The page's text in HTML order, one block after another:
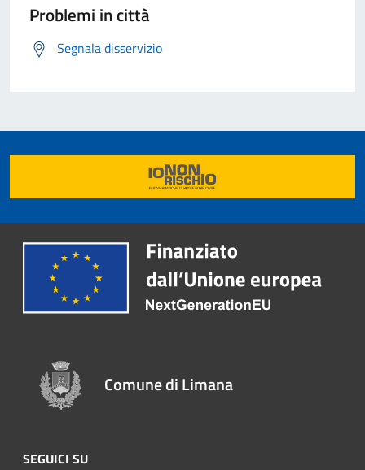
Problemi in città
Segnala disservizio
Comune di Limana
SEGUICI SU